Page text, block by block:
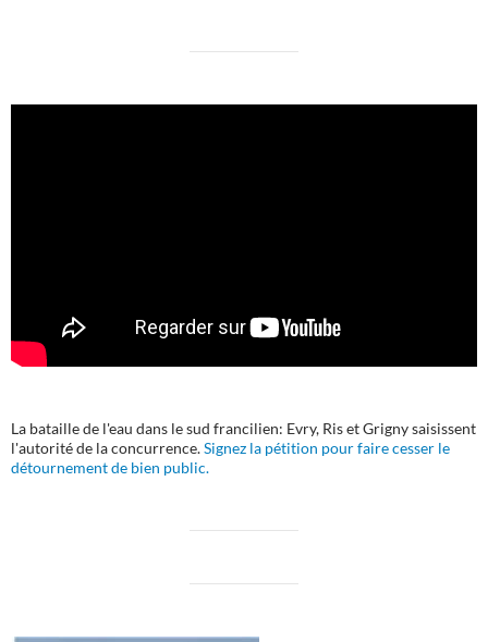
La bataille de l'eau dans le sud francilien: Evry, Ris et Grigny saisissent
l'autorité de la concurrence.Signez la pétition pour faire cesser le
détournement de bien public.